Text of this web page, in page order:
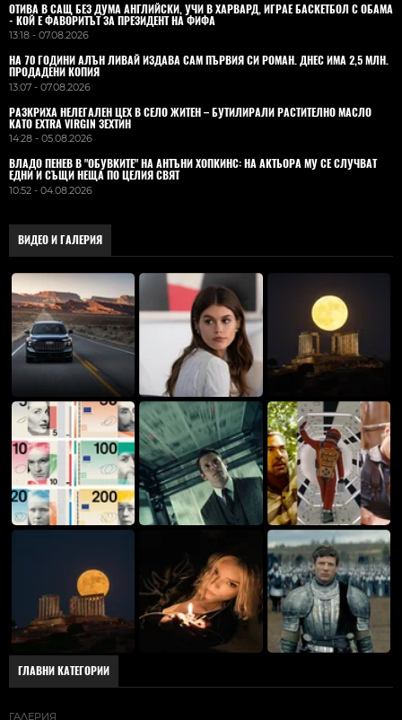
ОТИВА В САЩ БЕЗ ДУМА АНГЛИЙСКИ, УЧИ В ХАРВАРД, ИГРАЕ БАСКЕТБОЛ С ОБАМА
- КОЙ Е ФАВОРИТЪТ ЗА ПРЕЗИДЕНТ НА ФИФА
13:18 - 07.08.2026
НА 70 ГОДИНИ АЛЪН ЛИВАЙ ИЗДАВА САМ ПЪРВИЯ СИ РОМАН. ДНЕС ИМА 2,5 МЛН.
ПРОДАДЕНИ КОПИЯ
13:07 - 07.08.2026
РАЗКРИХА НЕЛЕГАЛЕН ЦЕХ В СЕЛО ЖИТЕН – БУТИЛИРАЛИ РАСТИТЕЛНО МАСЛО
КАТО EXTRA VIRGIN ЗЕХТИН
14:28 - 05.08.2026
ВЛАДO ПЕНЕВ В "ОБУВКИТЕ" НА АНТЪНИ ХОПКИНС: НА АКТЬОРА МУ СЕ СЛУЧВАТ
ЕДНИ И СЪЩИ НЕЩА ПО ЦЕЛИЯ СВЯТ
10:52 - 04.08.2026
ВИДЕО И ГАЛЕРИЯ
ГЛАВНИ КАТЕГОРИИ
ГАЛЕРИЯ